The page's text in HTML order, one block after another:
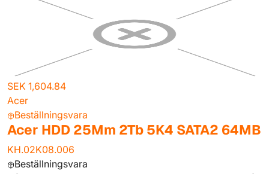
SEK 1,604.84
Acer
Beställningsvara
Acer HDD 25Mm 2Tb 5K4 SATA2 64MB
KH.02K08.006
Beställningsvara